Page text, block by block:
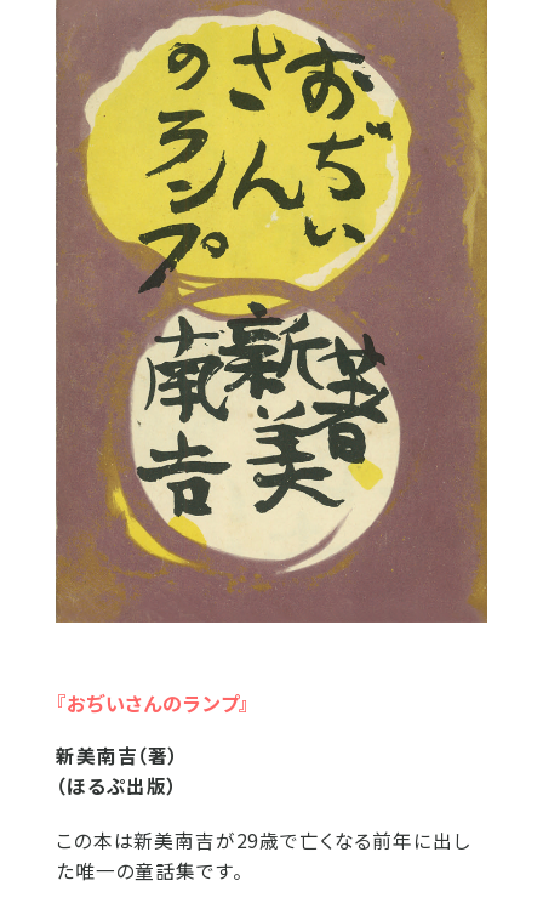
『おぢいさんのランプ』
新美南吉（著）
（ほるぷ出版）
この本は新美南吉が29歳で亡くなる前年に出し
た唯一の童話集です。